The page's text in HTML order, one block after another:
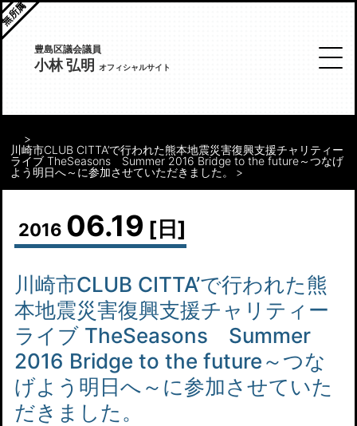
所属
豊島区議会議員
小林 弘明 オフィシャルサイト
川崎市CLUB CITTA’で行われた熊本地震災害復興支援チャリティー
ライブ TheSeasons Summer 2016 Bridge to the future～つなげ
よう明日へ～に参加させていただきました。
2016 06.19 [日]
川崎市CLUB CITTA’で行われた熊
本地震災害復興支援チャリティー
ライブ TheSeasons Summer
2016 Bridge to the future～つな
げよう明日へ～に参加させていた
だきました。